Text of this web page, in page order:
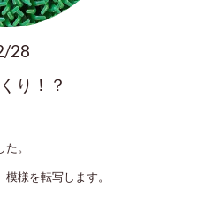
28
り！？
。
様を転写します。